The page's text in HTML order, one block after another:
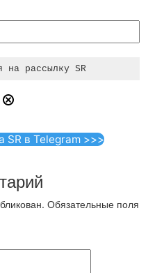
SR в Telegram >>>
Обязательные поля